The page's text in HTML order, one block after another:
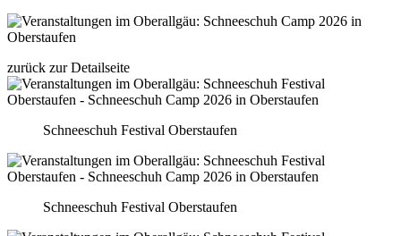
zurück zur Detailseite
Schneeschuh Festival Oberstaufen
Schneeschuh Festival Oberstaufen